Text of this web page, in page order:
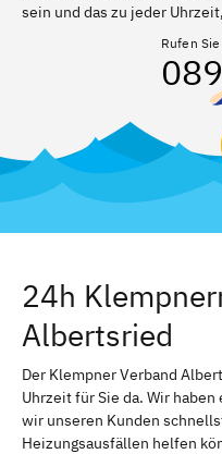
sein und das zu jeder
Rufen
24h
Albertsried
Der Klempner Verband
Uhrzeit für Sie da. Wir
wir unseren Kunden
Heizungsausfällen helfen